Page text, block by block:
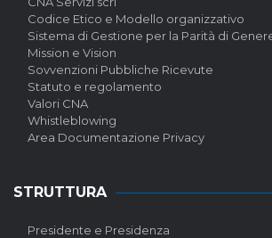
Codice Etico e Modello organizzativo
Sistema di Gestione per la Parità di
Mission e Vision
Sovvenzioni Pubbliche Ricevute
Statuto e regolamento
Valori CNA
Whistleblowing
Area Documentazione Privacy
STRUTTURA
Presidente e Presidenza